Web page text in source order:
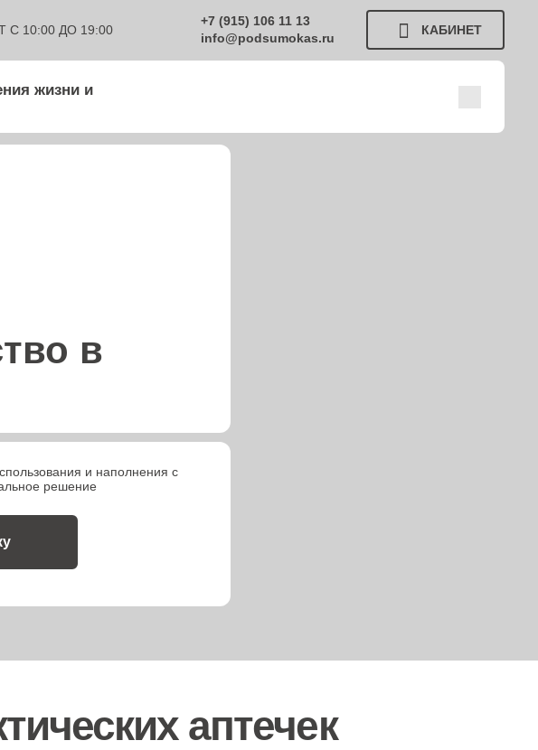
С 10:00 ДО 19:00
+7 (915) 106 11 13
info@podsumokas.ru
КАБИНЕТ
жизни и
в
и наполнения с
решение
аптечек